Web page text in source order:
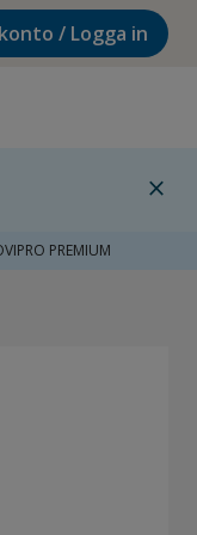
/ Logga in
close
PREMIUM